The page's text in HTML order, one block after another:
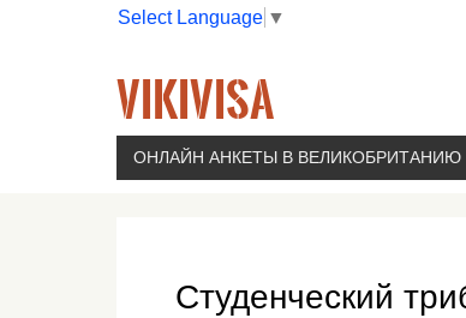
Select Language ▼
VIKIVISA
Г. МОСКВА, 2-Й СЫРОМЯТНИЧЕСКИЙ
ОНЛАЙН АНКЕТЫ В ВЕЛИКОБРИТАНИЮ
Студенческий